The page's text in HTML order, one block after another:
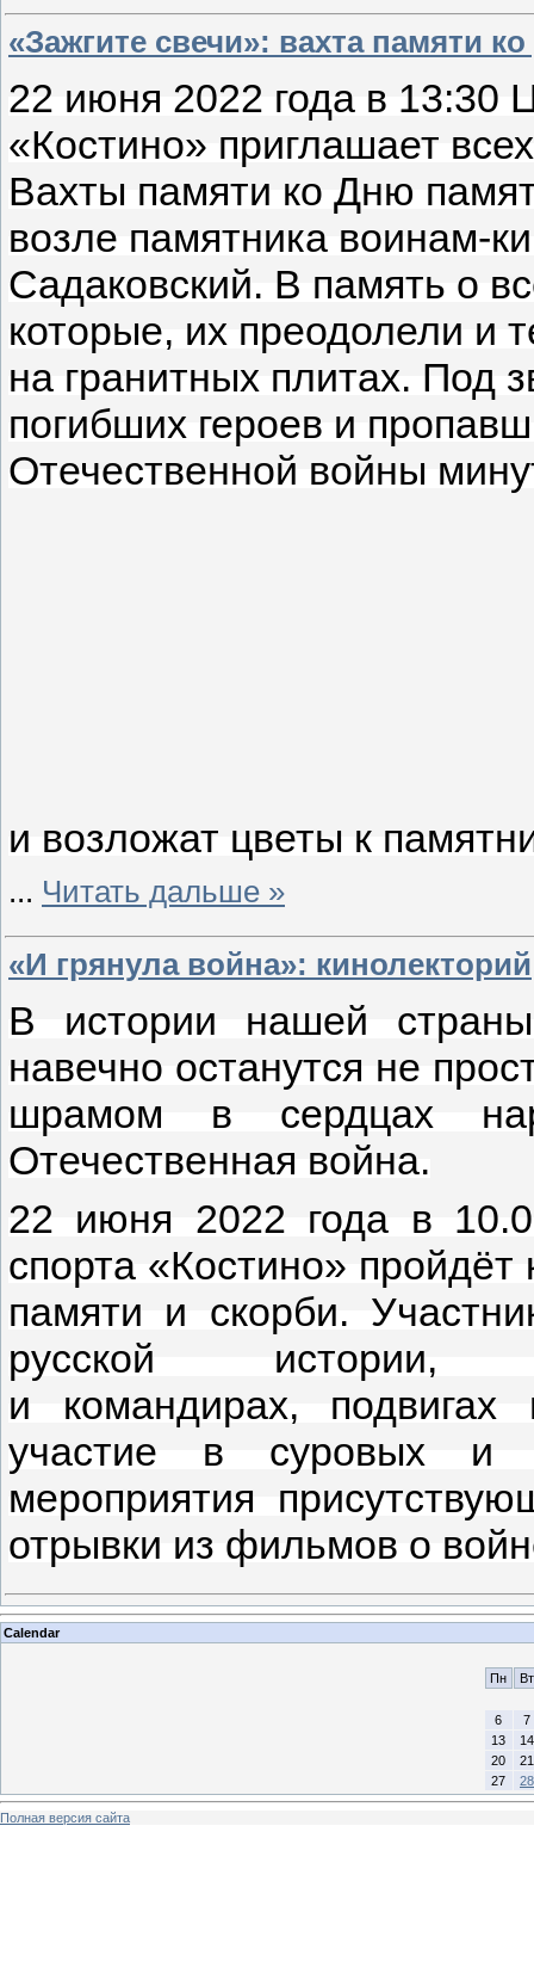
«Зажгите свечи»: вахта памяти
22 июня 2022 года в 13:30
«Костино» приглашает
Вахты памяти ко Дню
возле памятника воинам-
Садаковский. В память о
которые, их преодолели и
на гранитных плитах. Под
погибших героев и
Отечественной войны
и возложат цветы к
... Читать дальше »
«И грянула война»: кинолекторий
В истории нашей
навечно останутся не
шрамом в сердцах
Отечественная война.
22 июня 2022 года в
спорта «Костино»
памяти и скорби.
русской истории,
и командирах, подвигах
участие в суровых и
мероприятия
отрывки из фильмов о
Calendar
Пн Вт
6
7
13
14
20
21
27
28
Полная версия сайта